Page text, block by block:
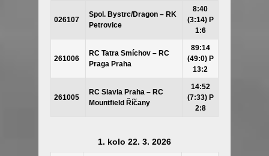
026107
Spol. Bystrc/Dragon – RK
Petrovice
8:40
(3:14) P
1:6
261006
RC Tatra Smíchov – RC
Praga Praha
89:14
(49:0) P
13:2
261005
RC Slavia Praha – RC
Mountfield Říčany
14:52
(7:33) P
2:8
1. kolo 22. 3. 2026